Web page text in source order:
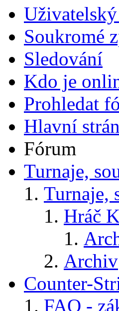
Soukromé
Sledování
Kdo je
Prohledat
Hlavní
Fórum
Turnaje,
Turnaje,
Hráč
Archiv
Counter-
FAQ -